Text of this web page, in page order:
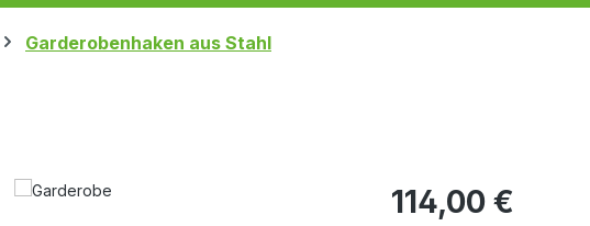
Garderobenhaken aus Stahl
114,00 €